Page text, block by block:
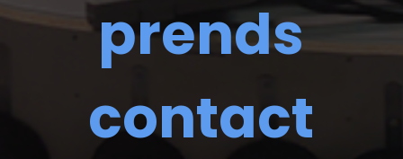
prends
contact